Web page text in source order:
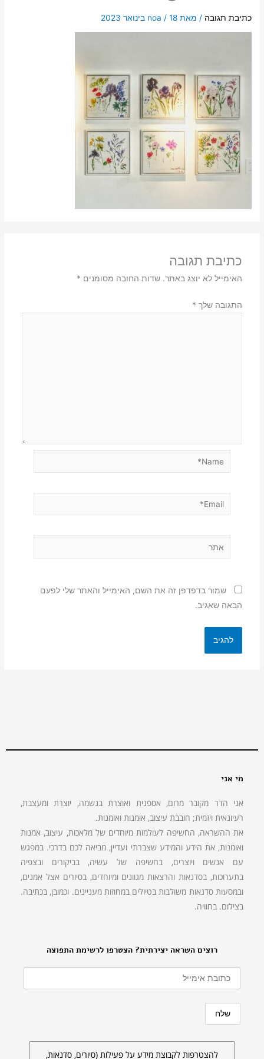
כתיבת תגובה / מאת noa / 18 בינואר 2023
כתיבת תגובה
האימייל לא יוצג באתר. שדות החובה מסומנים *
התגובה שלך *
Email*
שמור בדפדפן זה את השם, האימייל והאתר שלי לפעם
הבאה שאגיב.
רוצים השראה יצירתית? הצטרפו לרשימת התפוצה
להצטרפות לקבוצת מידע על פעילות (סיורים, סדנאות,
מי אני
אני הדר מקובר מרום, אספנית ואוצרת בנשמה, יוצרת ומעצבת,
רעיונאית ויזמית; חובבת עיצוב, אוּמנות ואוֹמנות.
את ההשראה, החשיפה לעולמות מיוחדים של מלאכות, עיצוב, אמנות
ואומנות, את הידע והמידע שצברתי ועדיין, מביאה לכם בדרכי. במפגש
עם אנשים ויוצרים, בחשיפה של עשיה, בביקורים ובצפיה
בתערוכות, בסדנאות והרצאות מגוונים ומיוחדים, בסיורים אצל אמנים,
ובמסעות סדנאות משולבות בטיולים במחוזות מעניינים. וכמובן, בכתיבה.
בצילום. בחוויה.